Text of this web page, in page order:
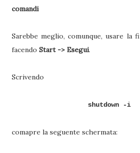
comandi
Sarebbe meglio, comunque, usare la
facendo Start -> Esegui.
Scrivendo
shutdown -i
comapre la seguente schermata: